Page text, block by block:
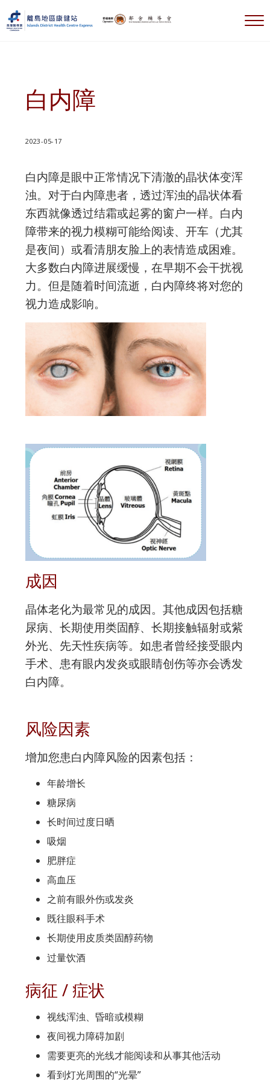
跳到主要内容
跳到标题右侧导航
跳到标题导航后
跳到网站页脚
选
白内障
2023-05-17
白内障是眼中正常情况下清澈的晶状体变浑
浊。对于白内障患者，透过浑浊的晶状体看
东西就像透过结霜或起雾的窗户一样。白内
障带来的视力模糊可能给阅读、开车（尤其
是夜间）或看清朋友脸上的表情造成困难。
大多数白内障进展缓慢，在早期不会干扰视
力。但是随着时间流逝，白内障终将对您的
视力造成影响。
成因
晶体老化为最常见的成因。其他成因包括糖
尿病、长期使用类固醇、长期接触辐射或紫
外光、先天性疾病等。如患者曾经接受眼内
手术、患有眼内发炎或眼睛创伤等亦会诱发
白内障。
风险因素
增加您患白内障风险的因素包括：
年龄增长
糖尿病
长时间过度日晒
吸烟
肥胖症
高血压
之前有眼外伤或发炎
既往眼科手术
长期使用皮质类固醇药物
过量饮酒
病征 / 症状
视线浑浊、昏暗或模糊
夜间视力障碍加剧
需要更亮的光线才能阅读和从事其他活动
看到灯光周围的“光晕”